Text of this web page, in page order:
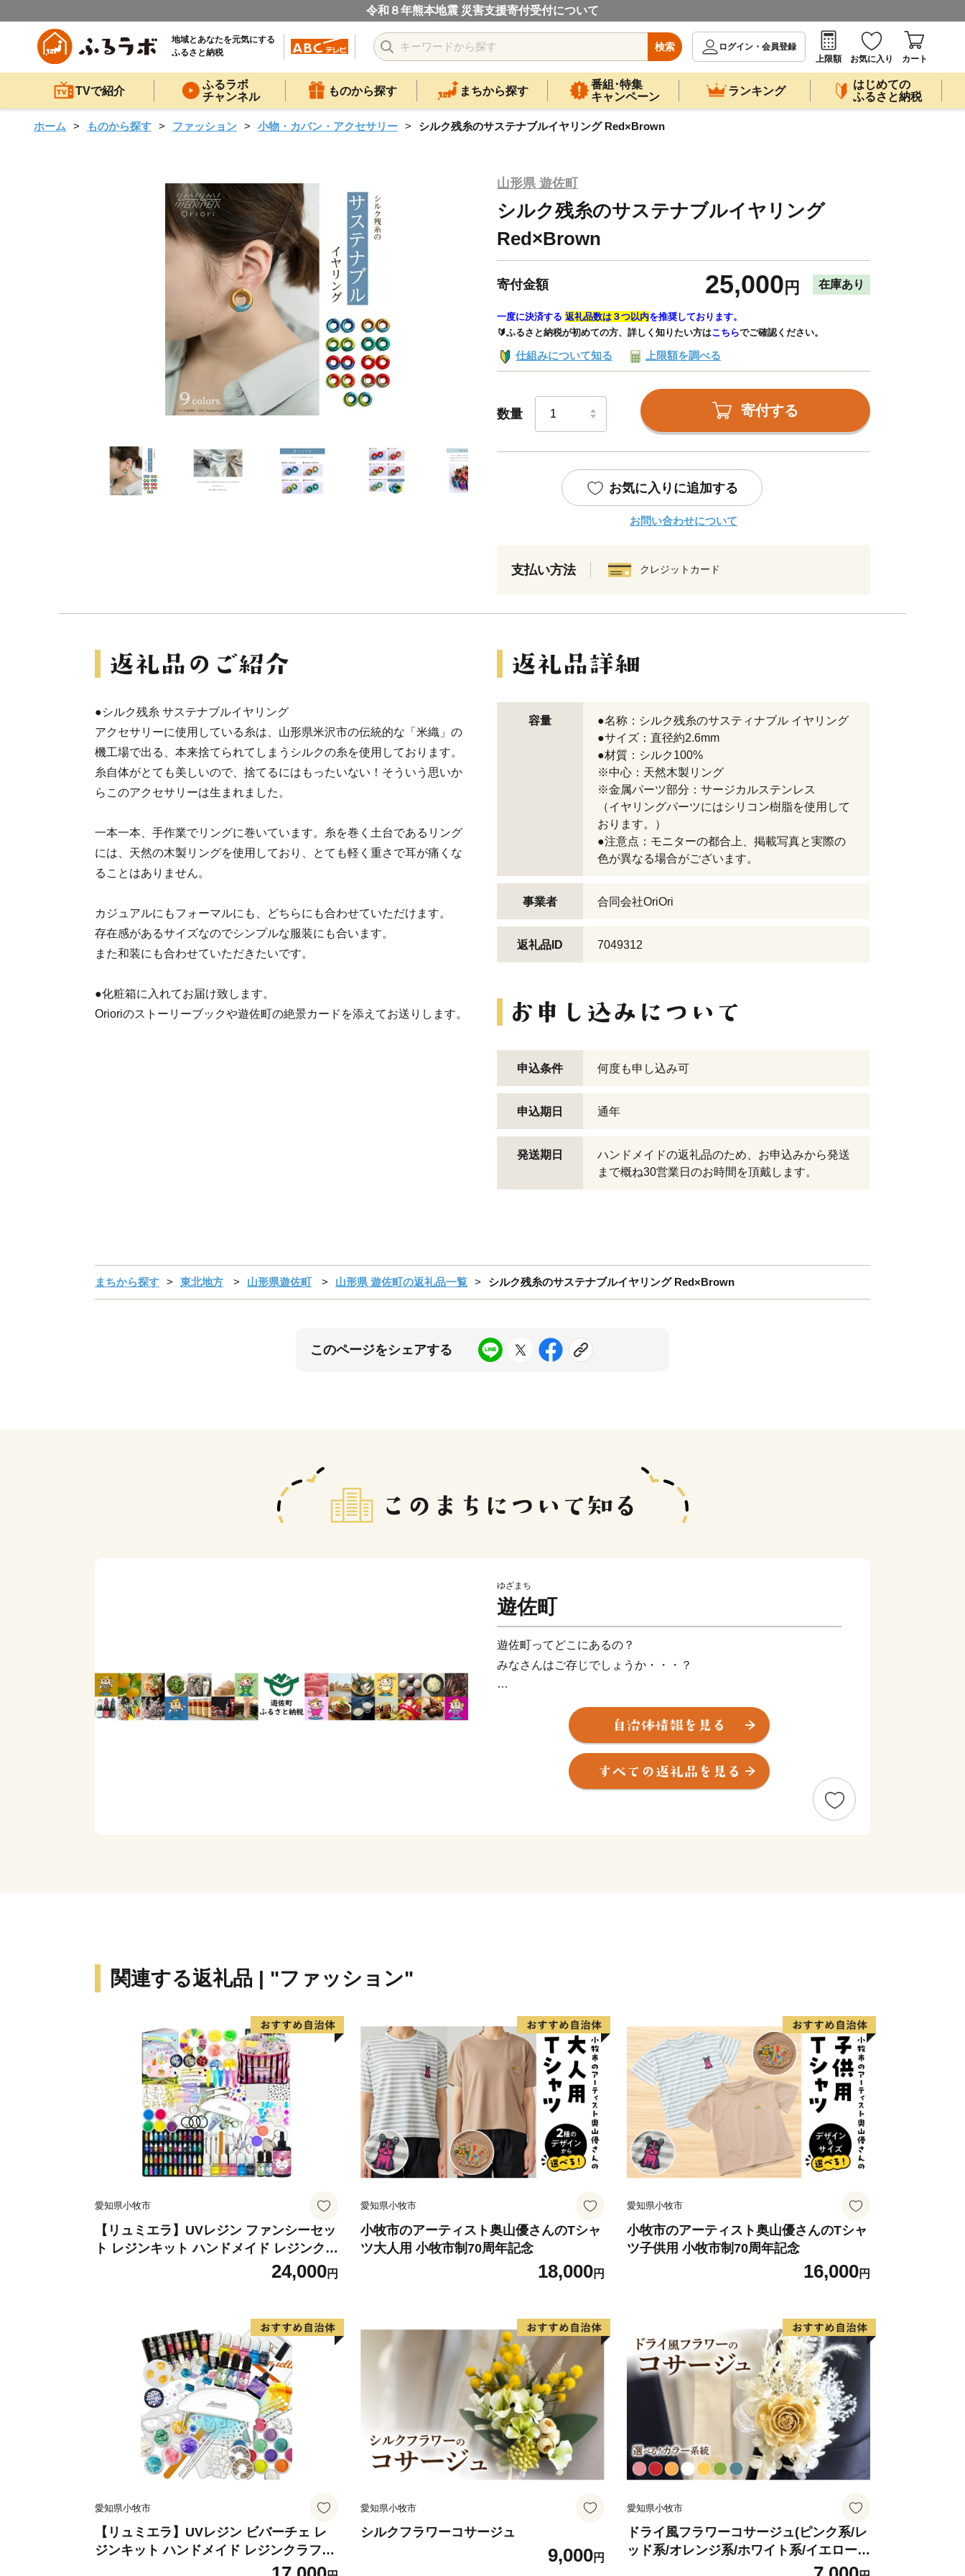
令和８年熊本地震 災害支援寄付受付について
地域とあなたを元気にする
ふるさと納税
検索
ログイン・会員登録
上限額
お気に入り カート
TVで紹介
ふるラボ
チャンネル
ものから探す まちから探す
番組･特集
キャンペーン
ランキング
はじめての
ふるさと納税
ホーム ものから探す ファッション 小物・カバン・アクセサリー シルク残糸のサステナブルイヤリング Red×Brown
山形県 遊佐町
シルク残糸のサステナブルイヤリング
Red×Brown
寄付金額 25,000 円 在庫あり
一度に決済する 返礼品数は３つ以内を推奨しております。
🔰ふるさと納税が初めての方、詳しく知りたい方はこちらでご確認ください。
仕組みについて知る 上限額を調べる
数量 寄付する
お気に入りに追加する
お問い合わせについて
支払い方法 クレジットカード
●シルク残糸 サステナブルイヤリング
アクセサリーに使用している糸は、山形県米沢市の伝統的な「米織」の
機工場で出る、本来捨てられてしまうシルクの糸を使用しております。
糸自体がとても美しいので、捨てるにはもったいない！そういう思いか
らこのアクセサリーは生まれました。
一本一本、手作業でリングに巻いています。糸を巻く土台であるリング
には、天然の木製リングを使用しており、とても軽く重さで耳が痛くな
ることはありません。
カジュアルにもフォーマルにも、どちらにも合わせていただけます。
存在感があるサイズなのでシンプルな服装にも合います。
また和装にも合わせていただきたいです。
●化粧箱に入れてお届け致します。
Orioriのストーリーブックや遊佐町の絶景カードを添えてお送りします。
容量
●名称：シルク残糸のサスティナブル イヤリング
●サイズ：直径約2.6mm
●材質：シルク100%
※中心：天然木製リング
※金属パーツ部分：サージカルステンレス
（イヤリングパーツにはシリコン樹脂を使用して
おります。）
●注意点：モニターの都合上、掲載写真と実際の
色が異なる場合がございます。
事業者 合同会社OriOri
返礼品ID 7049312
申込条件 何度も申し込み可
申込期日 通年
発送期日
ハンドメイドの返礼品のため、お申込みから発送
まで概ね30営業日のお時間を頂戴します。
まちから探す 東北地方 山形県遊佐町 山形県 遊佐町の返礼品一覧 シルク残糸のサステナブルイヤリング Red×Brown
このページをシェアする
ゆざまち
遊佐町
遊佐町ってどこにあるの？
みなさんはご存じでしょうか・・・？
答えは「山形のおでこ」です！
山形県を人の横顔に見立てると、遊佐町がおでこの位置に当たると
いう地理的な特徴があります。
関連する返礼品 | "ファッション"
愛知県小牧市
【リュミエラ】UVレジン ファンシーセッ
ト レジンキット ハンドメイド レジンクラ
フト アクセサリーキット 手作り セット
24,000円
愛知県小牧市
小牧市のアーティスト奥山優さんのTシャ
ツ大人用 小牧市制70周年記念
18,000円
愛知県小牧市
小牧市のアーティスト奥山優さんのTシャ
ツ子供用 小牧市制70周年記念
16,000円
愛知県小牧市
【リュミエラ】UVレジン ビバーチェ レ
ジンキット ハンドメイド レジンクラフト
アクセサリーキット 手作り セット レジン
愛知県小牧市
シルクフラワーコサージュ
9,000円
愛知県小牧市
ドライ風フラワーコサージュ(ピンク系/レ
ッド系/オレンジ系/ホワイト系/イエロー